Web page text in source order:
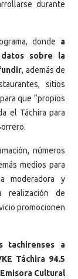
durante
donde a
sobre la
, además de
sitios
que “propios
el Táchira para
números
medios para
moderadora y
realización de
promocionen
tachirenses a
Táchira 94.5
Cultural